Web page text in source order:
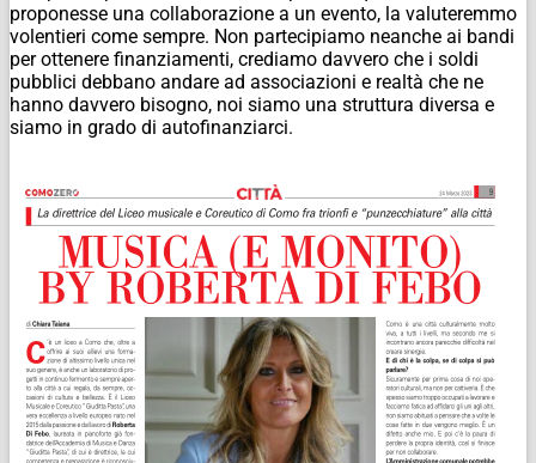
proponesse una collaborazione a un evento, la valuteremmo
volentieri come sempre. Non partecipiamo neanche ai bandi
per ottenere finanziamenti, crediamo davvero che i soldi
pubblici debbano andare ad associazioni e realtà che ne
hanno davvero bisogno, noi siamo una struttura diversa e
siamo in grado di autofinanziarci.